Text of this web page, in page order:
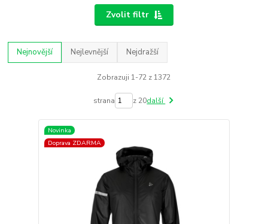
Zvolit filtr
Nejnovější Nejlevnější Nejdražší
Zobrazuji 1-72 z 1372
strana z 20další
Novinka
Doprava ZDARMA